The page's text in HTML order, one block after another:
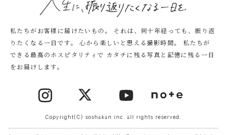
私たちがお客様に届けたいもの。
それは、何十年経っても、振り返
りたくなる一日です。
心から楽しいと思える撮影時間。
私たちが
できる最高のホスピタリティで カタチに残る写真と記憶に残る一日
をお届けします。
Copyright(C) soshakan inc. all rights reserved.